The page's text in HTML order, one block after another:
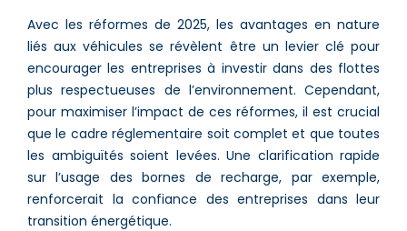
Avec les réformes de 2025, les avantages en nature
liés aux véhicules se révèlent être un levier clé pour
encourager les entreprises à investir dans des flottes
plus respectueuses de l’environnement. Cependant,
pour maximiser l’impact de ces réformes, il est crucial
que le cadre réglementaire soit complet et que toutes
les ambiguïtés soient levées. Une clarification rapide
sur l’usage des bornes de recharge, par exemple,
renforcerait la confiance des entreprises dans leur
transition énergétique.